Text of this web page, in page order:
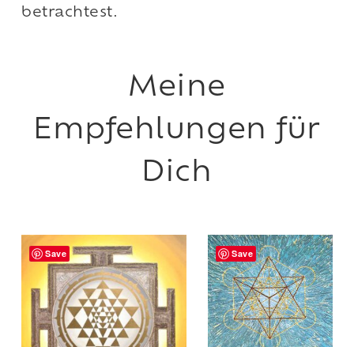
betrachtest.
Save Save